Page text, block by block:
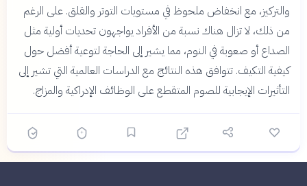
والتركيز، مع انخفاض ملحوظ في مستويات التوتر والقلق. على الرغم
من ذلك، لا تزال هناك نسبة من الأفراد يواجهون تحديات أولية مثل
الصداع أو صعوبة في النوم، مما يشير إلى الحاجة لتوعية أفضل حول
كيفية التكيف. تتوافق هذه النتائج مع الدراسات العالمية التي تشير إلى
التأثيرات الإيجابية للصوم المتقطع على الوظائف الإدراكية والمزاج.